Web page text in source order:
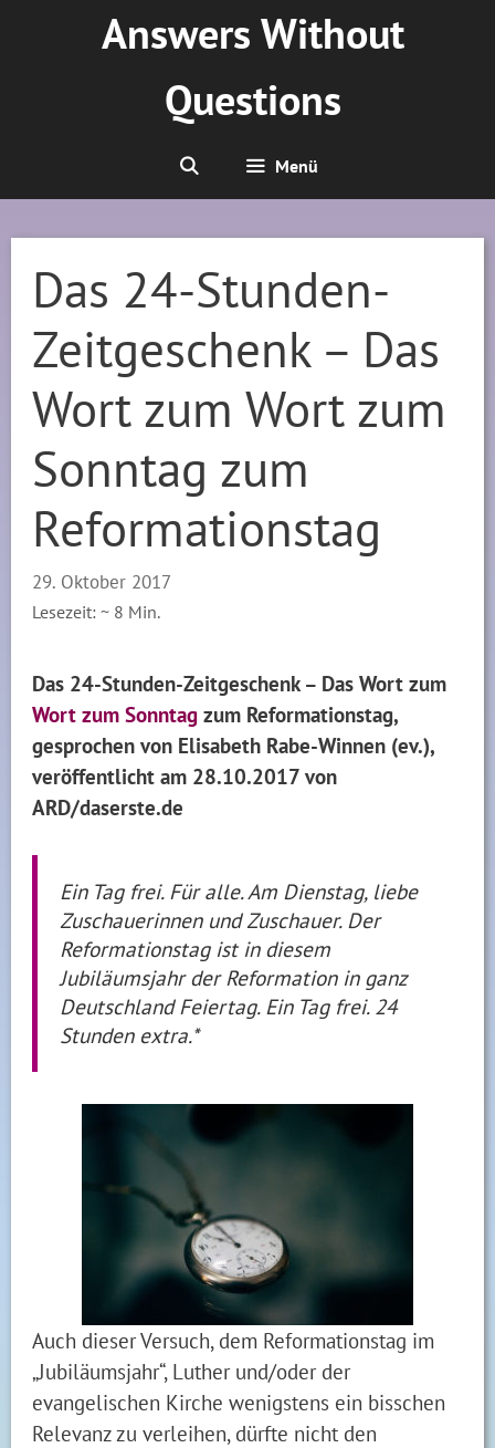
Answers Without
Questions
Menü
Das 24-Stunden-
Zeitgeschenk – Das
Wort zum Wort zum
Sonntag zum
Reformationstag
29. Oktober 2017
Lesezeit: ~ 8 Min.
Das 24-Stunden-Zeitgeschenk – Das Wort zum
Wort zum Sonntag zum Reformationstag,
gesprochen von Elisabeth Rabe-Winnen (ev.),
veröffentlicht am 28.10.2017 von
ARD/daserste.de
Ein Tag frei. Für alle. Am Dienstag, liebe
Zuschauerinnen und Zuschauer. Der
Reformationstag ist in diesem
Jubiläumsjahr der Reformation in ganz
Deutschland Feiertag. Ein Tag frei. 24
Stunden extra.*
Auch dieser Versuch, dem Reformationstag im
„Jubiläumsjahr“, Luther und/oder der
evangelischen Kirche wenigstens ein bisschen
Relevanz zu verleihen, dürfte nicht den